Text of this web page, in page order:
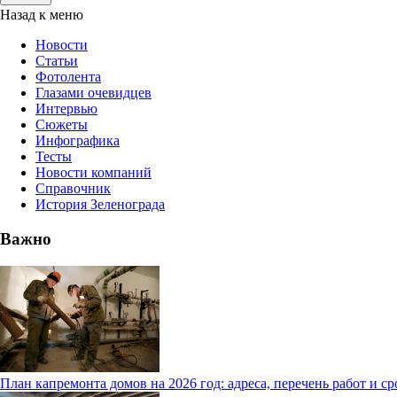
Назад к меню
Новости
Статьи
Фотолента
Глазами очевидцев
Интервью
Сюжеты
Инфографика
Тесты
Новости компаний
Справочник
История Зеленограда
Важно
План капремонта домов на 2026 год: адреса, перечень работ и